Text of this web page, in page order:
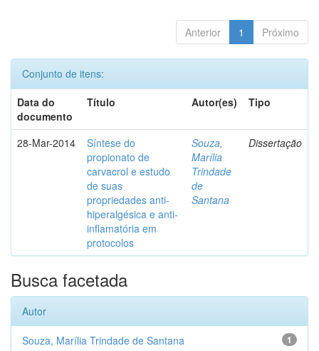
Anterior 1 Próximo
Conjunto de itens:
Data do
documento
Título Autor(es) Tipo
28-Mar-2014
Síntese do
propionato de
carvacrol e estudo
de suas
propriedades anti-
hiperalgésica e anti-
inflamatória em
protocolos
Souza,
Marília
Trindade
de
Santana
Dissertação
Busca facetada
Autor
1
Souza, Marília Trindade de Santana